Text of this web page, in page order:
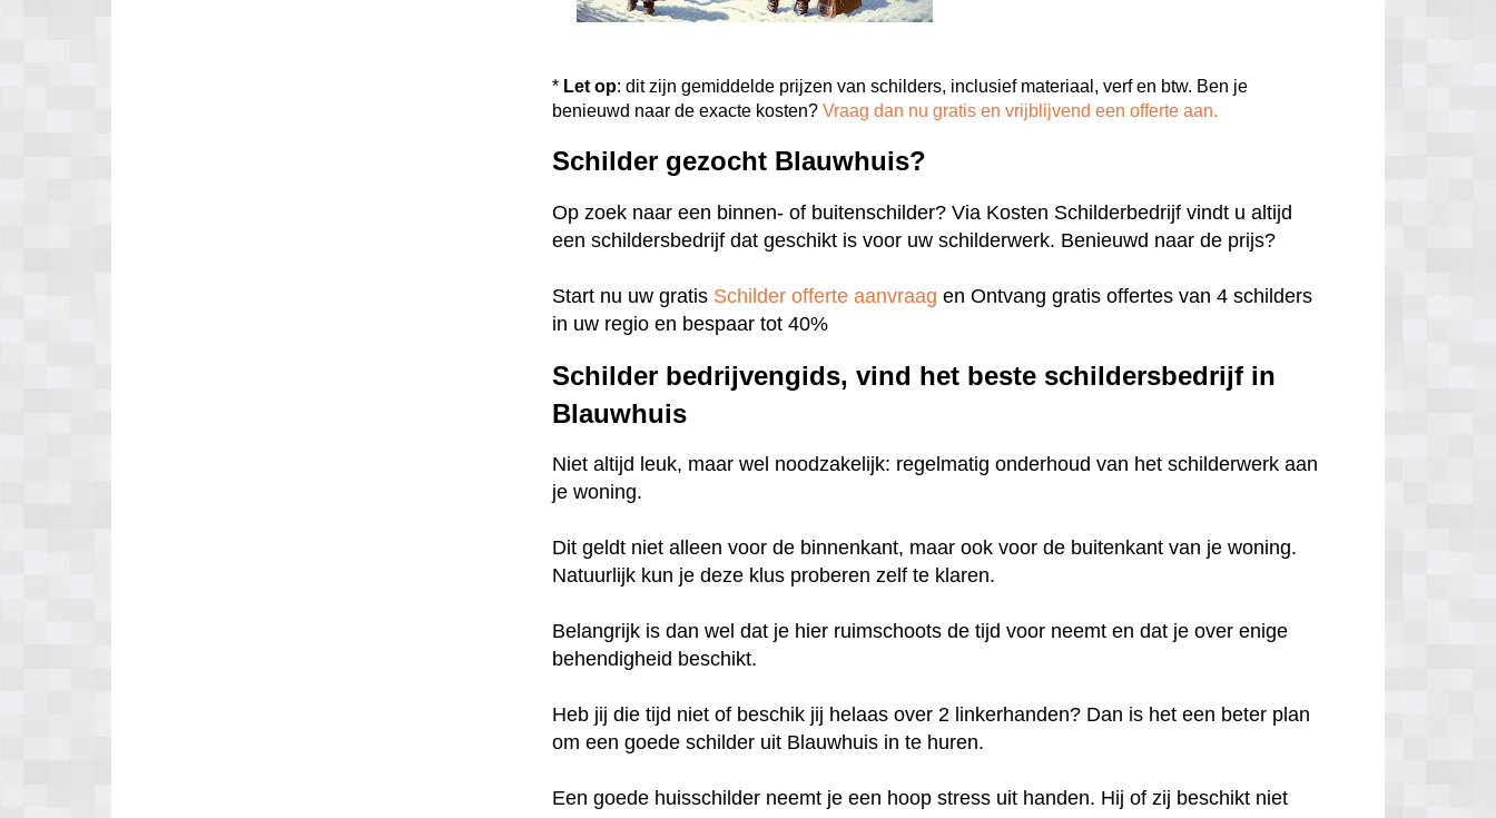
* Let op: dit zijn gemiddelde prijzen van schilders, inclusief materiaal, verf en btw. Ben je
benieuwd naar de exacte kosten?Vraag dan nu gratis en vrijblijvend een offerte aan.
Schilder gezocht Blauwhuis?
Op zoek naar een binnen- of buitenschilder? Via Kosten Schilderbedrijf vindt u altijd
een schildersbedrijf dat geschikt is voor uw schilderwerk. Benieuwd naar de prijs?
Start nu uw gratis Schilder offerte aanvraagen Ontvang gratis offertes van 4 schilders
in uw regio en bespaar tot 40%
Schilder bedrijvengids, vind het beste schildersbedrijf in
Blauwhuis
Niet altijd leuk, maar wel noodzakelijk: regelmatig onderhoud van het schilderwerk aan
je woning.
Dit geldt niet alleen voor de binnenkant, maar ook voor de buitenkant van je woning.
Natuurlijk kun je deze klus proberen zelf te klaren.
Belangrijk is dan wel dat je hier ruimschoots de tijd voor neemt en dat je over enige
behendigheid beschikt.
Heb jij die tijd niet of beschik jij helaas over 2 linkerhanden? Dan is het een beter plan
om een goede schilder uit Blauwhuis in te huren.
Een goede huisschilder neemt je een hoop stress uit handen. Hij of zij beschikt niet